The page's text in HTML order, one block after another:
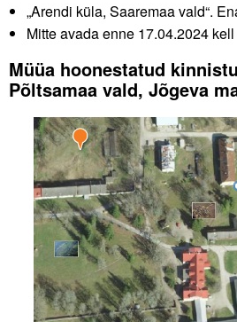
„Arendi küla, Saaremaa vald“.
Mitte avada enne 17.04.2024
Müüa hoonestatud kinnistu
Põltsamaa vald, Jõgeva